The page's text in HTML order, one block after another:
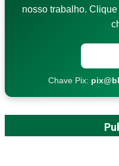
nosso trabalho.
Chave Pix: